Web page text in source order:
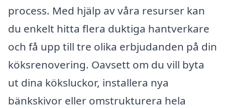
process. Med hjälp av våra resurser kan
du enkelt hitta flera duktiga hantverkare
och få upp till tre olika erbjudanden på din
köksrenovering. Oavsett om du vill byta
ut dina köksluckor, installera nya
bänkskivor eller omstrukturera hela